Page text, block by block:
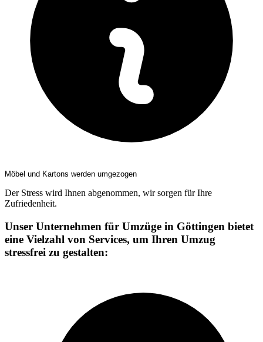
Möbel und Kartons werden umgezogen
Der Stress wird Ihnen abgenommen, wir sorgen für Ihre
Zufriedenheit.
Unser Unternehmen für Umzüge in Göttingen bietet
eine Vielzahl von Services, um Ihren Umzug
stressfrei zu gestalten: